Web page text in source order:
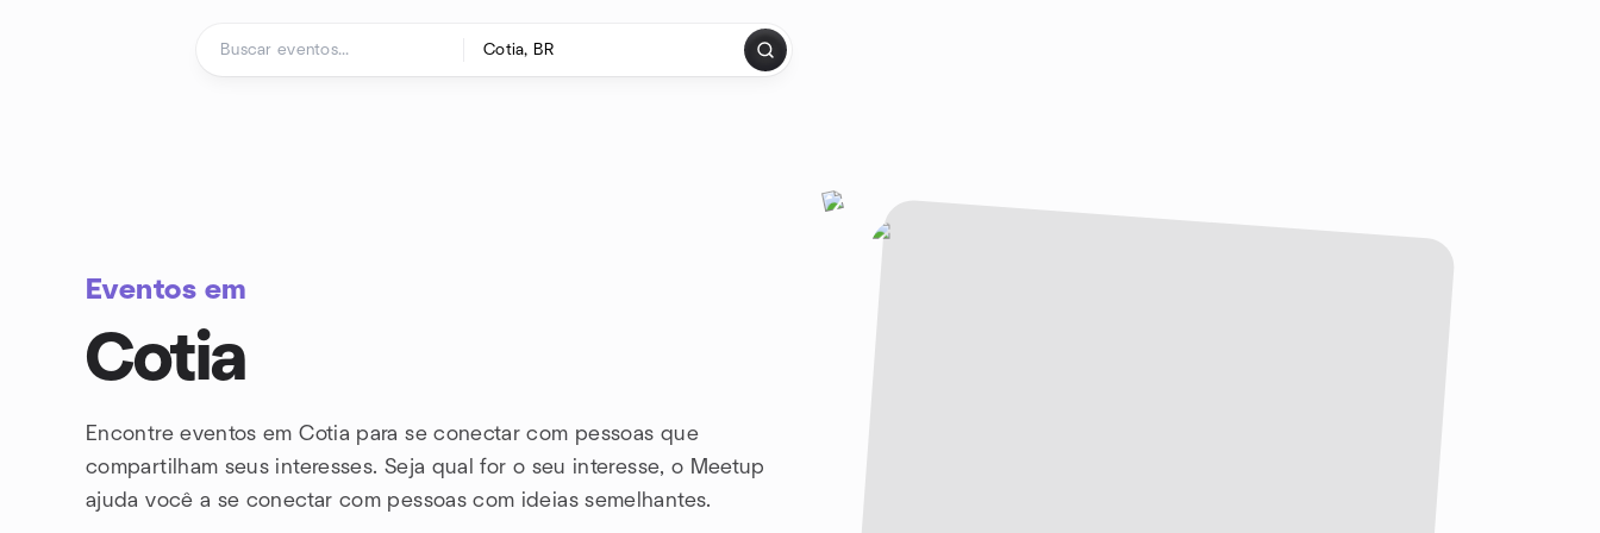
Eventos em
Cotia
Encontre eventos em Cotia para se conectar com pessoas que
compartilham seus interesses. Seja qual for o seu interesse, o Meetup
ajuda você a se conectar com pessoas com ideias semelhantes.